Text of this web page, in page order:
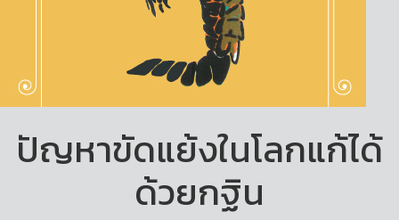
ปัญหาขัดแย้งในโลกแก้ได้
ด้วยกฐิน